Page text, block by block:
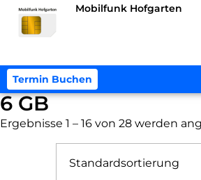
Mobilfunk Hofgarten
Termin Buchen
6 GB
Ergebnisse 1 – 16 von 28 werden